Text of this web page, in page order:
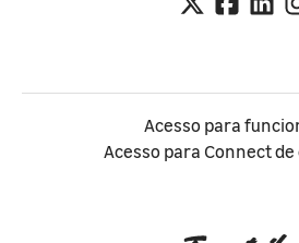
Acesso para
Acesso para Connect